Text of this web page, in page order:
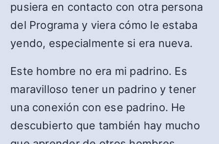
pusiera en contacto con otra persona
del Programa y viera cómo le estaba
yendo, especialmente si era nueva.
Este hombre no era mi padrino. Es
maravilloso tener un padrino y tener
una conexión con ese padrino. He
descubierto que también hay mucho